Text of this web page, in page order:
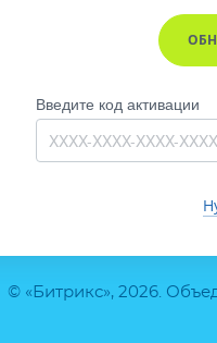
© «Битрикс», 2026.
Введите код активации